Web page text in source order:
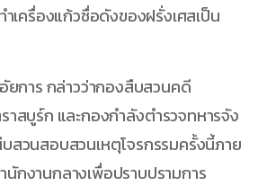
ำเครื่องแก้วชื่อดังของฝรั่งเศสเป็น
ยการ กล่าวว่ากองสืบสวนคดี
สบูร์ก และกองกำลังตำรวจทหารจัง
สวนสอบสวนเหตุโจรกรรมครั้งนี้ภาย
กงานกลางเพื่อปราบปรามการ